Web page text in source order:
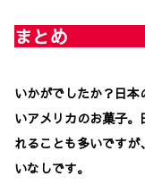
まとめ
いかがでしたか？日
いアメリカのお菓子
れることも多いです
いなしです。